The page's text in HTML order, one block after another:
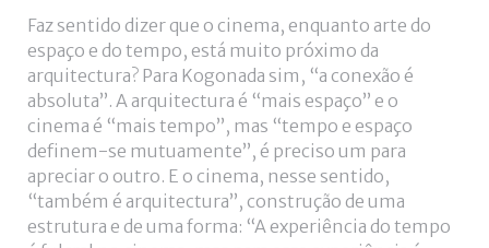
Faz sentido dizer que o cinema, enquanto arte do
espaço e do tempo, está muito próximo da
arquitectura? Para Kogonada sim, “a conexão é
absoluta”. A arquitectura é “mais espaço” e o
cinema é “mais tempo”, mas “tempo e espaço
definem-se mutuamente”, é preciso um para
apreciar o outro. E o cinema, nesse sentido,
“também é arquitectura”, construção de uma
estrutura e de uma forma: “A experiência do tempo